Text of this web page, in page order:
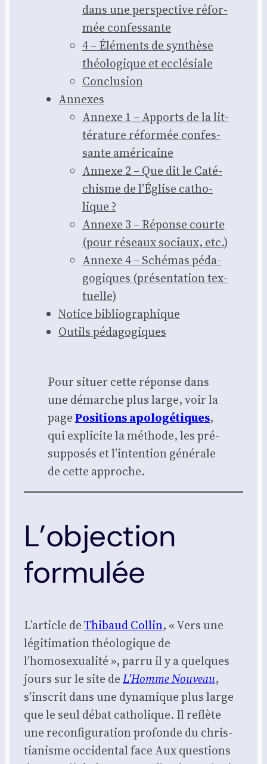
dans une pers­pec­tive réfor­
mée confes­sante
4 – Élé­ments de syn­thèse
théo­lo­gique et ecclé­siale
Conclu­sion
Annexes
Annexe 1 – Apports de la lit­
té­ra­ture réfor­mée confes­
sante amé­ri­caine
Annexe 2 – Que dit le Caté­
chisme de l’É­glise catho­
lique ?
Annexe 3 – Réponse courte
(pour réseaux sociaux, etc.)
Annexe 4 – Sché­mas péda­
go­giques (pré­sen­ta­tion tex­
tuelle)
Notice biblio­gra­phique
Outils péda­go­giques
Pour situer cette réponse dans
une démarche plus large, voir la
pagePosi­tions apo­lo­gé­tiques,
qui expli­cite la méthode, les pré­
sup­po­sés et l’intention géné­rale
de cette approche.
L’objection
formulée
L’article deThi­baud Col­lin, « Vers une
légi­ti­ma­tion théo­lo­gique de
l’homosexualité », par­ru il y a quelques
jours sur le site deL’Homme Nou­veau,
s’inscrit dans une dyna­mique plus large
que le seul débat catho­lique. Il reflète
une recon­fi­gu­ra­tion pro­fonde du chris­
tia­nisme occi­den­tal face Aux ques­tions